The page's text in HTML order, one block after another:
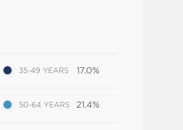
35-49 YEARS 17.0%
50-64 YEARS 21.4%